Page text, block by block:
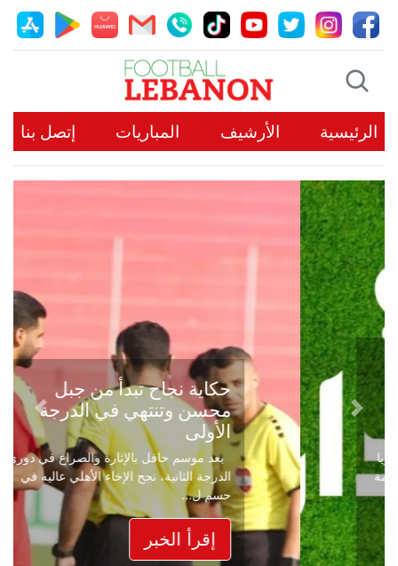
الرئيسية الأرشيف المباريات إتصل بنا
حكاية نجاح تبدأ من جبل
محسن وتنتهي في الدرجة
الأولى
بعد موسم حافل بالإثارة والصراع في دوري
الدرجة الثانية، نجح الإخاء الأهلي عاليه في
حسم ل...
إقرأ الخبر
Previous
Next